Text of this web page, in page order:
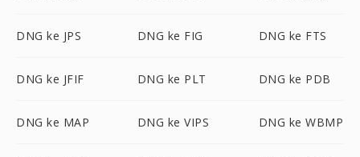
DNG ke JPS DNG ke FIG DNG ke FTS
DNG ke JFIF DNG ke PLT DNG ke PDB
DNG ke MAP DNG ke VIPS DNG ke WBMP